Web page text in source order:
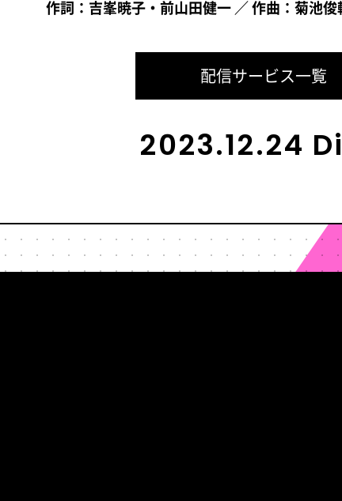
作詞：吉峯暁子・前山田健一 ／ 作曲：菊池
配信サービス一覧
2023.12.24